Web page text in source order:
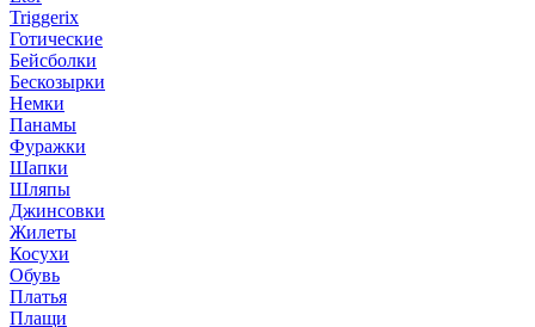
Triggerix
Готические
Бейсболки
Бескозырки
Немки
Панамы
Фуражки
Шапки
Шляпы
Джинсовки
Жилеты
Косухи
Обувь
Платья
Плащи